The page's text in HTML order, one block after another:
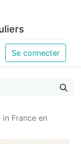
Se connecter
France en